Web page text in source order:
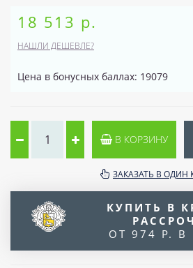
18 513 р.
НАШЛИ ДЕШЕВЛЕ?
Цена в бонусных баллах: 19079
В КОРЗИНУ
ЗАКАЗАТЬ В ОДИН
КУПИТЬ В
ОТ 974 Р. В